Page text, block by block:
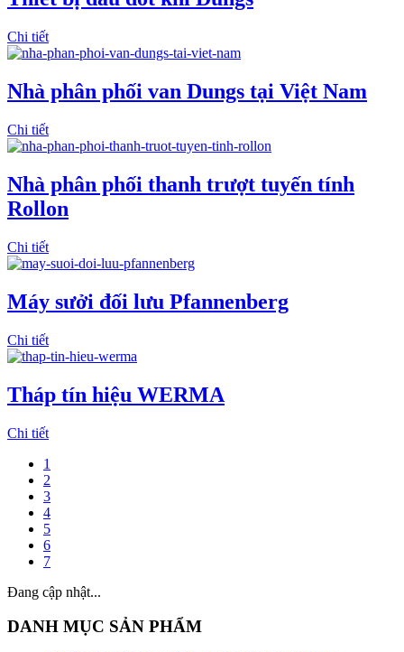
Chi tiết
Nhà phân phối van Dungs tại Việt Nam
Chi tiết
Nhà phân phối thanh trượt tuyến tính
Rollon
Chi tiết
Máy sưởi đối lưu Pfannenberg
Chi tiết
Tháp tín hiệu WERMA
Chi tiết
1
2
3
4
5
6
7
Đang cập nhật...
DANH MỤC SẢN PHẨM